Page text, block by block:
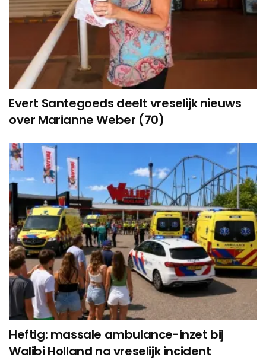
Evert Santegoeds deelt vreselijk nieuws
over Marianne Weber (70)
Heftig: massale ambulance-inzet bij
Walibi Holland na vreselijk incident